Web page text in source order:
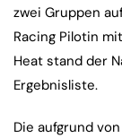
zwei Gruppen
Racing Pilotin
Heat stand der
Ergebnisliste.
Die aufgrund